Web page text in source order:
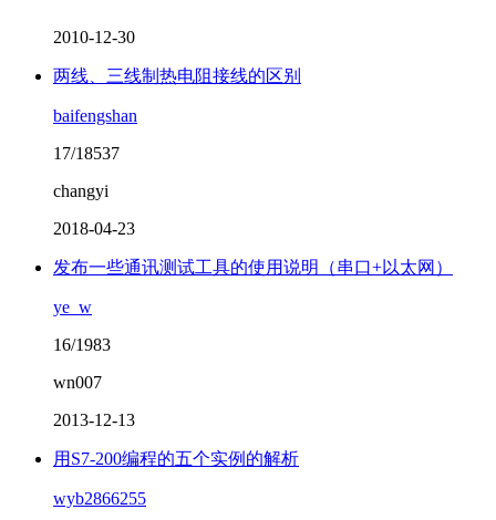
2010-12-30
两线、三线制热电阻接线的区别
baifengshan
17/18537
changyi
2018-04-23
发布一些通讯测试工具的使用说明（串口+以太网）
ye_w
16/1983
wn007
2013-12-13
用S7-200编程的五个实例的解析
wyb2866255